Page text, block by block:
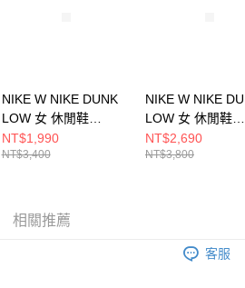
NIKE W NIKE DUNK
LOW 女 休閒鞋
HV0842133
NT$1,990
NT$3,400
NIKE W NIKE
LOW 女 休閒鞋
IH0639011
NT$2,690
NT$3,800
相關推薦
客服